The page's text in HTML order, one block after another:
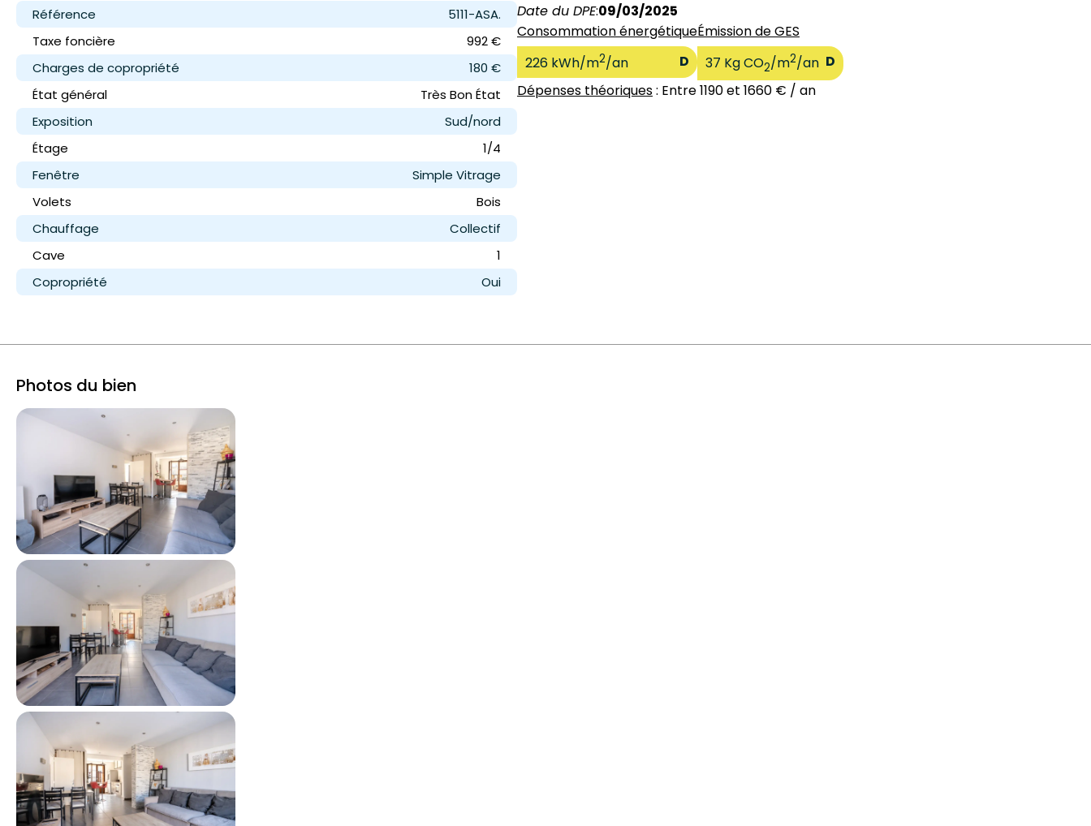
Référence
5111-ASA.
Taxe foncière
992 €
Charges de copropriété
180 €
État général
Très Bon État
Exposition
Sud/nord
Étage
1/4
Fenêtre
Simple Vitrage
Volets
Bois
Chauffage
Collectif
Cave
1
Copropriété
Oui
Date du DPE:09/03/2025
Consommation énergétique
226 kWh/m2/an D
Émission de GES
37 Kg CO2/m2/an D
Dépenses théoriques: Entre 1190 et 1660 € / an
Photos du bien